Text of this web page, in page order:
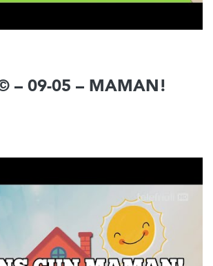
– 09-05 – MAMAN!